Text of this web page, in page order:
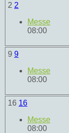
2 2
Messe
08:00
9 9
Messe
08:00
16 16
Messe
08:00